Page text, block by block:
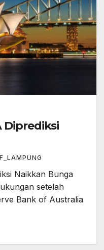
Diprediksi
Naikkan Bunga
setelah
Bank of Australia